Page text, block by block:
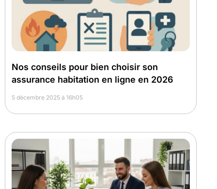
Nos conseils pour bien choisir son
assurance habitation en ligne en 2026
5 décembre 2025 à 16h05